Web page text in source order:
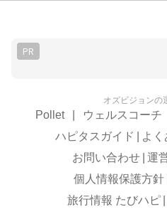
PR
オズビジョンの
Pollet ウェルスコーチ
ハピタスガイド
よ
お問い合わせ 運
個人情報保護方針
旅行情報 たびハピ